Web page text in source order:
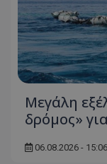
Μεγάλη
δρόμος»
06.08.2026 - 15:06
usprivacy